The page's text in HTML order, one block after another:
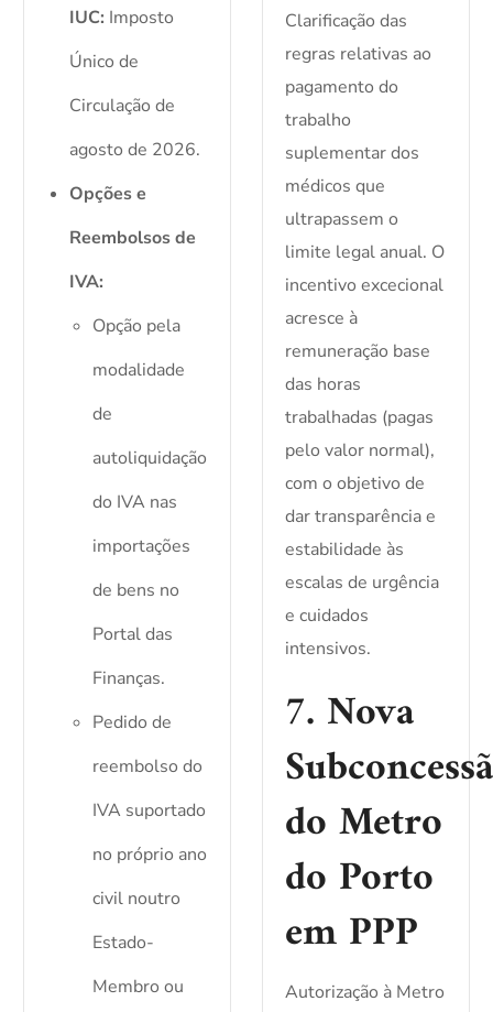
IUC: Imposto
Único de
Circulação de
agosto de 2026.
Opções e
Reembolsos de
IVA:
Opção pela
modalidade
de
autoliquidação
do IVA nas
importações
de bens no
Portal das
Finanças.
Pedido de
reembolso do
IVA suportado
no próprio ano
civil noutro
Estado-
Membro ou
Clarificação das
regras relativas ao
pagamento do
trabalho
suplementar dos
médicos que
ultrapassem o
limite legal anual. O
incentivo excecional
acresce à
remuneração base
das horas
trabalhadas (pagas
pelo valor normal),
com o objetivo de
dar transparência e
estabilidade às
escalas de urgência
e cuidados
intensivos.
7. Nova
do Metro
do Porto
em PPP
Autorização à Metro